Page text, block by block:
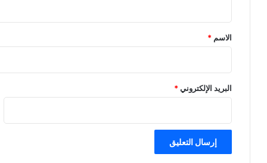
*
الاسم*
البريد الإلكتروني*